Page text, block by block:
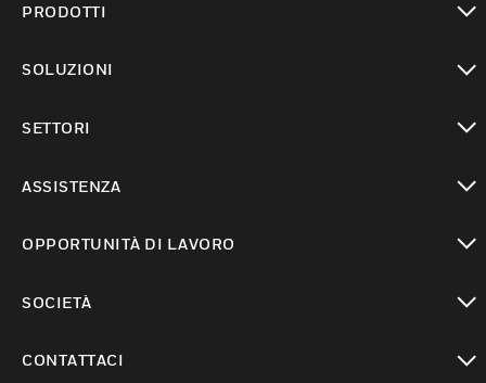
PRODOTTI
SOLUZIONI
SETTORI
ASSISTENZA
OPPORTUNITÀ DI LAVORO
SOCIETÀ
CONTATTACI